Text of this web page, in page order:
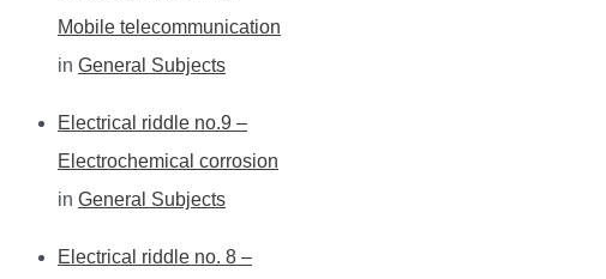
Mobile telecommunication
in General Subjects
Electrical riddle no.9 –
Electrochemical corrosion
in General Subjects
Electrical riddle no. 8 –